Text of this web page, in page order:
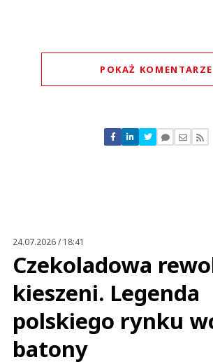
POKAŻ KOMENTARZE
Nie znaleziono komentarzy
Zostaw swoje
24.07.2026 / 18:41
Czekoladowa
kieszeni. Legenda
polskiego rynku
batony